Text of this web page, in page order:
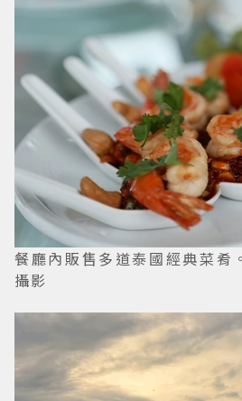
餐廳內販售多道泰國經典菜肴
攝影